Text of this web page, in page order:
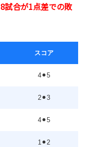
8試合が1点差での敗
スコア
4⚫︎5
2⚫︎3
4⚫︎5
1⚫︎2